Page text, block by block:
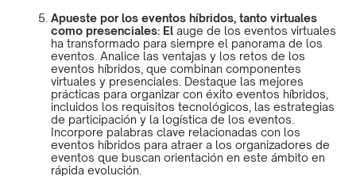
Apueste por los eventos híbridos, tanto virtuales
como presenciales: El auge de los eventos virtuales
ha transformado para siempre el panorama de los
eventos. Analice las ventajas y los retos de los
eventos híbridos, que combinan componentes
virtuales y presenciales. Destaque las mejores
prácticas para organizar con éxito eventos híbridos,
incluidos los requisitos tecnológicos, las estrategias
de participación y la logística de los eventos.
Incorpore palabras clave relacionadas con los
eventos híbridos para atraer a los organizadores de
eventos que buscan orientación en este ámbito en
rápida evolución.